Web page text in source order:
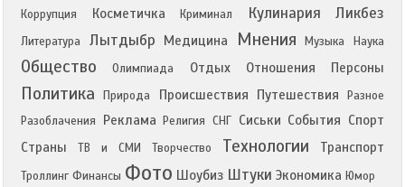
Коррупция Косметичка Криминал Кулинария Ликбез
Литература Лытдыбр Медицина Мнения Музыка Наука
Общество Олимпиада Отдых Отношения Персоны
Политика Природа Происшествия Путешествия
Разное
Разоблачения
Реклама Религия СНГ Сиськи События Спорт
Страны
ТВ и СМИ Творчество Технологии Транспорт
Троллинг Финансы Фото Шоубиз Штуки Экономика Юмор